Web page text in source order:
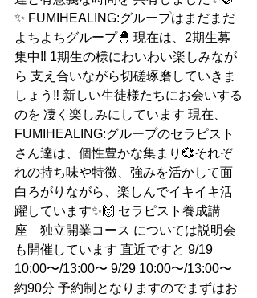
✨ FUMIHEALING:グループはまだまだ
よちよちグループ🐣 現在は、2期生募
集中‼︎ 1期生の様にわいわい楽しみなが
ら 支え合いながら切磋琢磨していきま
しょう‼︎ 新しい生徒様たちにお会いする
のを 凄く楽しみにしています 現在、
FUMIHEALING:グループのセラピスト
さん達は、個性豊かな集まり💞それぞ
れの持ち味や特徴、強みを活かして面
白ろがりながら、楽しんでイキイキ活
躍しています✨🙌 セラピスト養成講
座　独立開業コース については説明会
も開催しています 直近ですと 9/19
10:00〜/13:00〜 9/29 10:00〜/13:00〜
約90分 予約制となりますのでまずはお